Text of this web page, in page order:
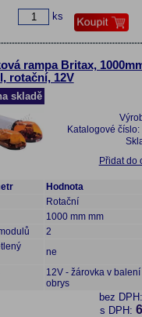
ks
rampa Britax,
rotační, 12V
skladě
Katalogové číslo:
Přidat do
Hodnota
Rotační
1000 mm mm
2
ne
12V - žárovka v balení
obrys
bez
s DPH: